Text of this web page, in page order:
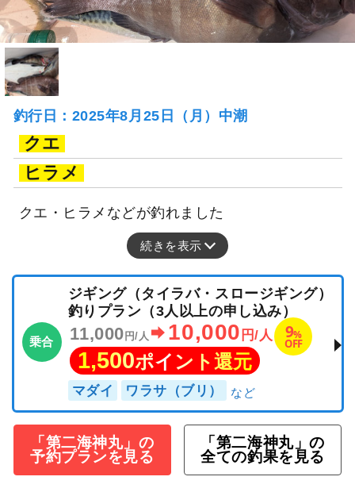
釣行日：2025年8月25日（月）中潮
クエ
ヒラメ
クエ・ヒラメなどが釣れました
続きを表示
乗合
ジギング（タイラバ・スロージギング）
釣りプラン（3人以上の申し込み）
11,000 円/人 10,000 円/人 9%
OFF
1,500ポイント還元
マダイ ワラサ（ブリ）
「第二海神丸」の
予約プランを見る
「第二海神丸」の
全ての釣果を見る